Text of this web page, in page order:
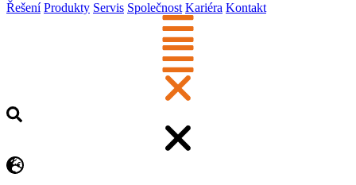
Řešení Produkty Servis Společnost Kariéra Kontakt